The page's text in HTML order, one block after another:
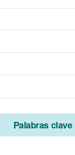
Palabras clave